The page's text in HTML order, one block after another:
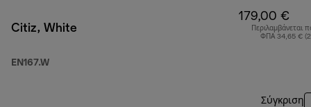
Citiz, White
EN167.W
179,00 €
Περιλαμβάνεται
ΦΠΑ 34,65 €
Σύγκριση